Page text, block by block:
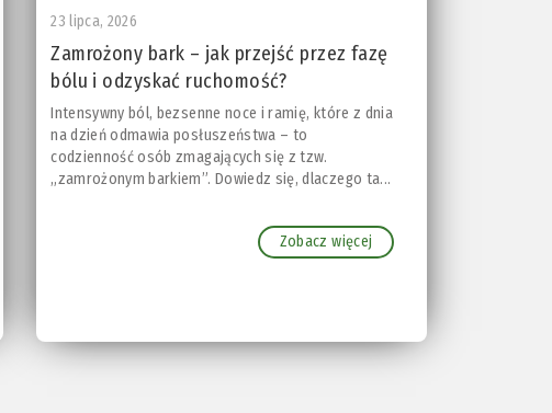
23 lipca, 2026
Zamrożony bark – jak przejść przez fazę
bólu i odzyskać ruchomość?
Intensywny ból, bezsenne noce i ramię, które z dnia
na dzień odmawia posłuszeństwa – to
codzienność osób zmagających się z tzw.
„zamrożonym barkiem”. Dowiedz się, dlaczego ta...
Zobacz więcej